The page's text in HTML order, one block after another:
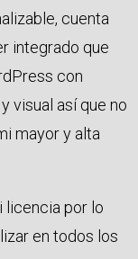
cuenta
integrado que
con
visual así que no
mayor y alta
licencia por lo
en todos los